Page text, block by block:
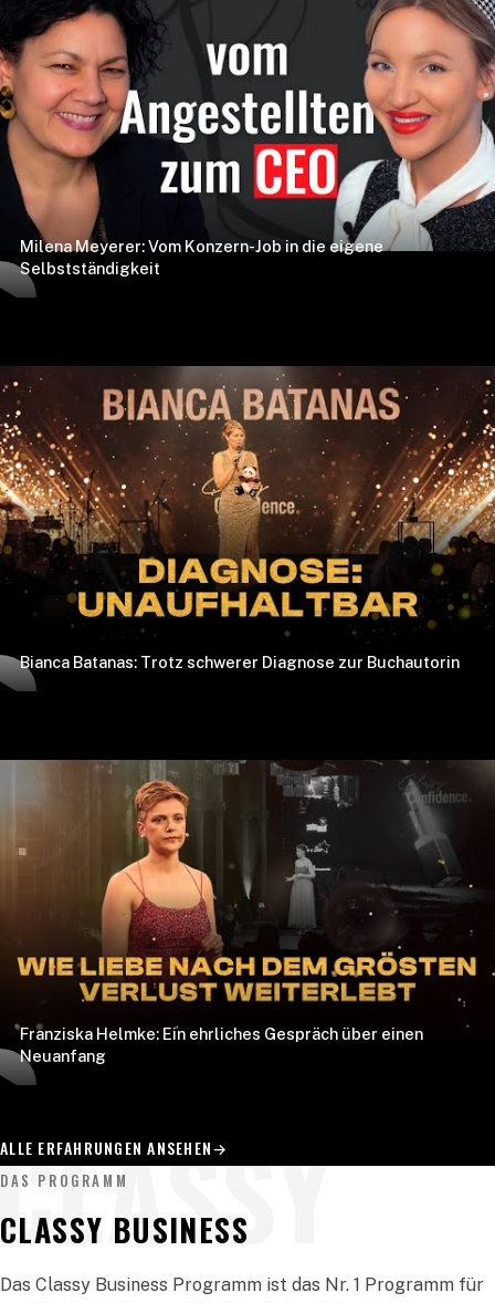
Milena Meyerer: Vom Konzern-Job in die eigene
Selbstständigkeit
Bianca Batanas: Trotz schwerer Diagnose zur Buchautorin
Franziska Helmke: Ein ehrliches Gespräch über einen
Neuanfang
ALLE ERFAHRUNGEN ANSEHEN→
DAS PROGRAMM
CLASSY BUSINESS
Das Classy Business Programm ist das Nr. 1 Programm für